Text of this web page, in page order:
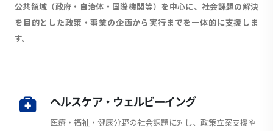
公共領域（政府・自治体・国際機関等）を中心に、社会課題の解決
を目的とした政策・事業の企画から実行までを一体的に支援しま
す。
ヘルスケア・ウェルビーイング
医療・福祉・健康分野の社会課題に対し、政策立案支援や